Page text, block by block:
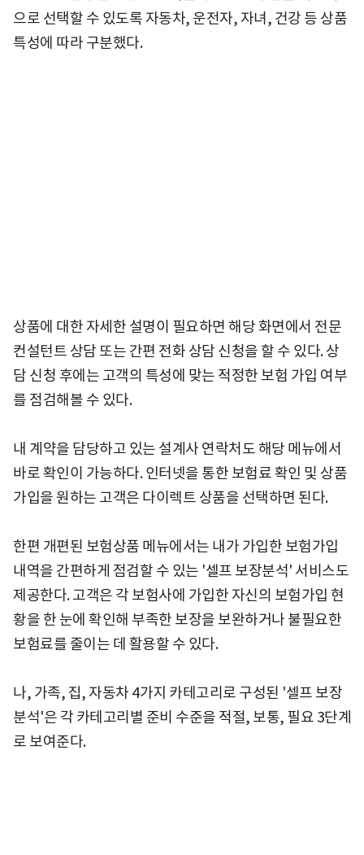
으로 선택할 수 있도록 자동차, 운전자, 자녀, 건강 등 상품
특성에 따라 구분했다.
상품에 대한 자세한 설명이 필요하면 해당 화면에서 전문
컨설턴트 상담 또는 간편 전화 상담 신청을 할 수 있다. 상
담 신청 후에는 고객의 특성에 맞는 적정한 보험 가입 여부
를 점검해볼 수 있다.
내 계약을 담당하고 있는 설계사 연락처도 해당 메뉴에서
바로 확인이 가능하다. 인터넷을 통한 보험료 확인 및 상품
가입을 원하는 고객은 다이렉트 상품을 선택하면 된다.
한편 개편된 보험상품 메뉴에서는 내가 가입한 보험가입
내역을 간편하게 점검할 수 있는 '셀프 보장분석' 서비스도
제공한다. 고객은 각 보험사에 가입한 자신의 보험가입 현
황을 한 눈에 확인해 부족한 보장을 보완하거나 불필요한
보험료를 줄이는 데 활용할 수 있다.
나, 가족, 집, 자동차 4가지 카테고리로 구성된 '셀프 보장
분석'은 각 카테고리별 준비 수준을 적절, 보통, 필요 3단계
로 보여준다.